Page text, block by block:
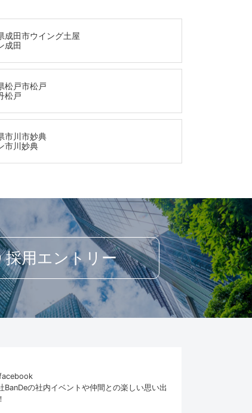
成田市ウイング土屋
成田
松戸市松戸
松戸
市川市妙典
市川妙典
採用エントリー
BanDeの社内イベントや仲間との楽しい思い出